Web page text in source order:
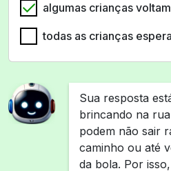
algumas crianças
todas as crianças
Sua resposta
brincando na
podem não sair
caminho ou até
da bola. Por